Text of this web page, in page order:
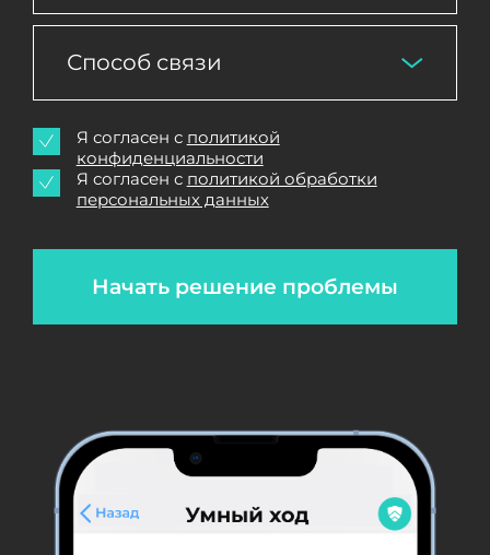
Способ связи
Начать решение проблемы
Я согласен с политикой
конфиденциальности
Я согласен с политикой обработки
персональных данных